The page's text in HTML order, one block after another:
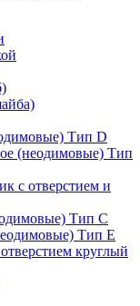
Тип D
(неодимовые) Тип
с отверстием и
Тип С
Тип Е
круглый